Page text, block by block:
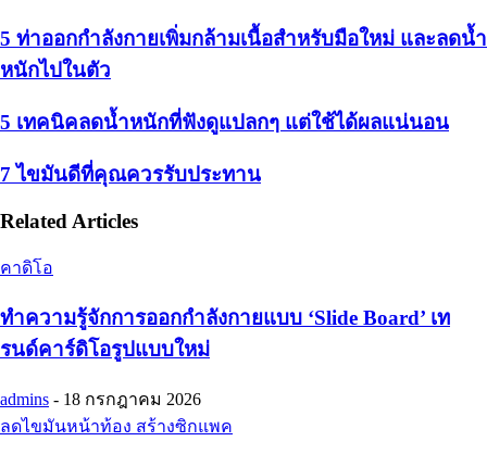
5 ท่าออกกําลังกายเพิ่มกล้ามเนื้อสำหรับมือใหม่ และลดน้ำ
หนักไปในตัว
5 เทคนิคลดน้ำหนักที่ฟังดูแปลกๆ แต่ใช้ได้ผลแน่นอน
7 ไขมันดีที่คุณควรรับประทาน
Related Articles
คาดิโอ
ทำความรู้จักการออกกำลังกายแบบ ‘Slide Board’ เท
รนด์คาร์ดิโอรูปแบบใหม่
admins - 18 กรกฎาคม 2026
ลดไขมันหน้าท้อง สร้างซิกแพค